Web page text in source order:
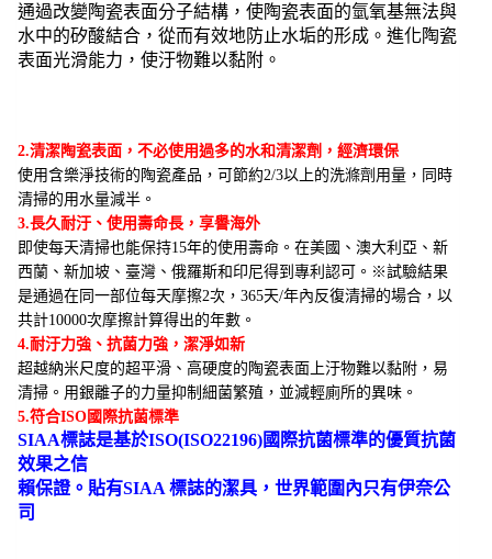
菌
力
強
通過改變陶瓷表面分子結構，使陶瓷表面的氫氧基無法與
水中的矽酸結合， 從而有效地防止水垢的形成。進化陶瓷
表面光滑能力，使汙物難以黏附。
2.清潔陶瓷表面，不必使用過多的水和清潔劑，經濟環保
使用含樂淨技術的陶瓷產品，可節約2/3以上的洗滌劑用量，同時
清掃的用水量減半。
3.長久耐汙、使用壽命長，享譽海外
即使每天清掃也能保持15年的使用壽命。在美國、澳大利亞、新
西蘭、新加坡、臺灣、俄羅斯和印尼得到專利認可。※試驗結果
是通過在同一部位每天摩擦2次， 365天/年內反復清掃的場合，以
共計10000次摩擦計算得出的年數。
4.耐汙力強、抗菌力強，潔淨如新
超越納米尺度的超平滑、高硬度的陶瓷表面上汙物難以黏附，易
清掃。用銀離子的力量抑制細菌繁殖，並減輕廁所的異味。
5.符合ISO國際抗菌標準
SIAA標誌是基於ISO(ISO22196)國際抗菌標準的優質抗菌
效果之信
賴保證。貼有SIAA 標誌的潔具，世界範圍內只有伊奈公
司